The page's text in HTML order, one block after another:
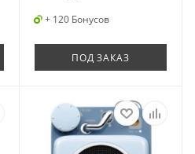
+ 120 Бонусов
ПОД ЗАКАЗ